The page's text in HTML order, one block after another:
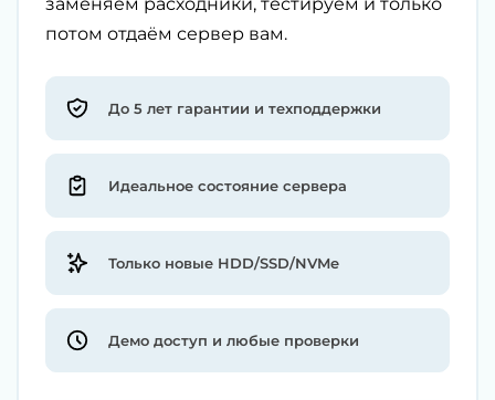
потом отдаём сервер вам.
До 5 лет гарантии и техподдержки
Идеальное состояние сервера
Только новые HDD/SSD/NVMe
Демо доступ и любые проверки